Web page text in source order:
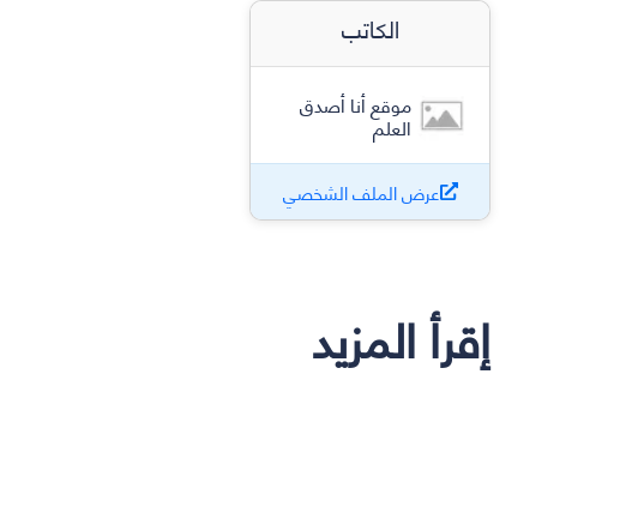
الكاتب
موقع أنا أصدق
العلم
عرض الملف الشخصي
إقرأ المزيد